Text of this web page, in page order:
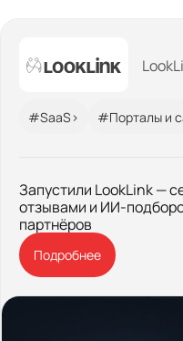
#SaaS> #Порталы и
Запустили LookLink —
отзывами и ИИ-
партнёров
Подробнее